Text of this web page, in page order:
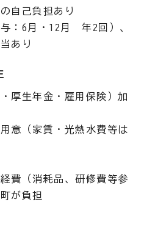
自己負担あり
：6月・12月 年2回）、
あり
厚生年金・雇用保険）加
意（家賃・光熱水費等は
費（消耗品、研修費等参
が負担